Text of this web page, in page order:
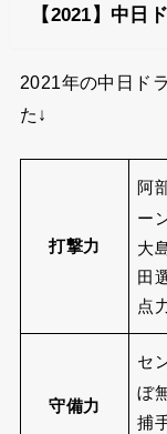
【2021】中日
2021年の中日ド
た↓
打撃力
阿
ー
大
田
点
守備力
セ
ぼ
捕